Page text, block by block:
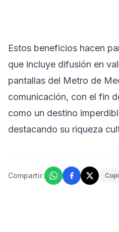
Estos beneficios hacen
que incluye difusión en
pantallas del Metro de
comunicación, con el fin
como un destino
destacando su riqueza
Compartir: